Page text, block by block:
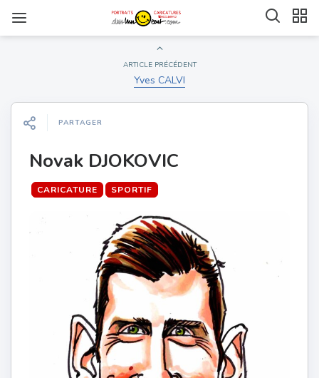
ARTICLE PRÉCÉDENT
Yves CALVI
PARTAGER
Novak DJOKOVIC
CARICATURE SPORTIF